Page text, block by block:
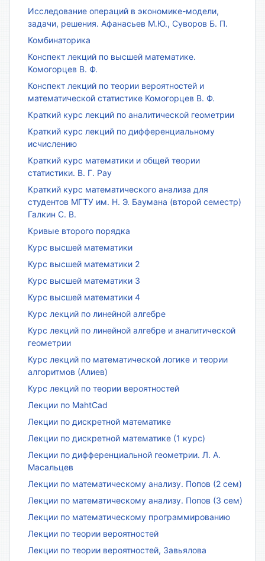
Исследование операций в экономике-модели,
задачи, решения. Афанасьев М.Ю., Суворов Б. П.
Комбинаторика
Конспект лекций по высшей математике.
Комогорцев В. Ф.
Конспект лекций по теории вероятностей и
математической статистике Комогорцев В. Ф.
Краткий курс лекций по аналитической геометрии
Краткий курс лекций по дифференциальному
исчислению
Краткий курс математики и общей теории
статистики. В. Г. Рау
Краткий курс математического анализа для
студентов МГТУ им. Н. Э. Баумана (второй семестр)
Галкин С. В.
Кривые второго порядка
Курс высшей математики
Курс высшей математики 2
Курс высшей математики 3
Курс высшей математики 4
Курс лекций по линейной алгебре
Курс лекций по линейной алгебре и аналитической
геометрии
Курс лекций по математической логике и теории
алгоритмов (Алиев)
Курс лекций по теории вероятностей
Лекции по MahtCad
Лекции по дискретной математике
Лекции по дискретной математике (1 курс)
Лекции по дифференциальной геометрии. Л. А.
Масальцев
Лекции по математическому анализу. Попов (2 сем)
Лекции по математическому анализу. Попов (3 сем)
Лекции по математическому программированию
Лекции по теории вероятностей
Лекции по теории вероятностей, Завьялова